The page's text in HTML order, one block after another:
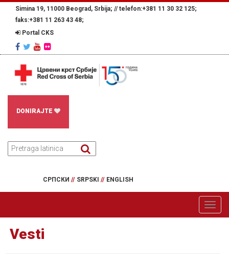
Simina 19, 11000 Beograd, Srbija; // telefon:+381 11 30 32 125;
faks:+381 11 263 43 48;
Portal CKS
DONIRAJTE
СРПСКИ // SRPSKI // ENGLISH
Vesti